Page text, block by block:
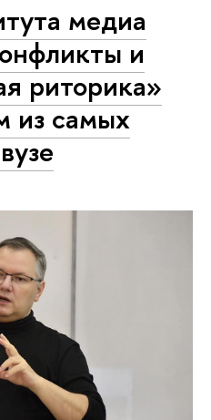
медиа
и
риторика»
из самых